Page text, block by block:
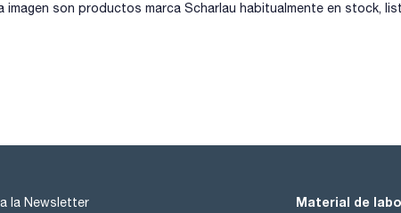
son productos marca Scharlau habitualmente en stock,
la Newsletter Material de